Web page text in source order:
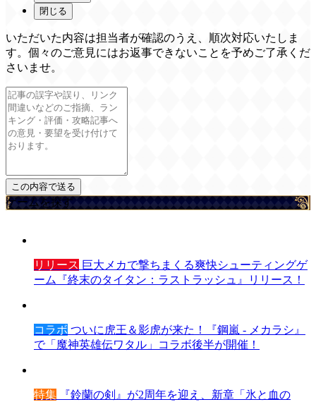
閉じる
いただいた内容は担当者が確認のうえ、順次対応いたしま
す。個々のご意見にはお返事できないことを予めご了承くだ
さいませ。
ゲームを探す
リリース 巨大メカで撃ちまくる爽快シューティングゲ
ーム『終末のタイタン：ラストラッシュ』リリース！
コラボ ついに虎王＆影虎が来た！『鋼嵐 - メカラシ』
で「魔神英雄伝ワタル」コラボ後半が開催！
特集 『鈴蘭の剣』が2周年を迎え、新章「氷と血の